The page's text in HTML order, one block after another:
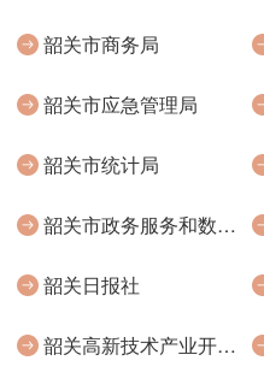
韶关市商务局
韶关市应急管理局
韶关市统计局
韶关市政务服务和数据管理局
韶关日报社
韶关高新技术产业开发区管理委员会